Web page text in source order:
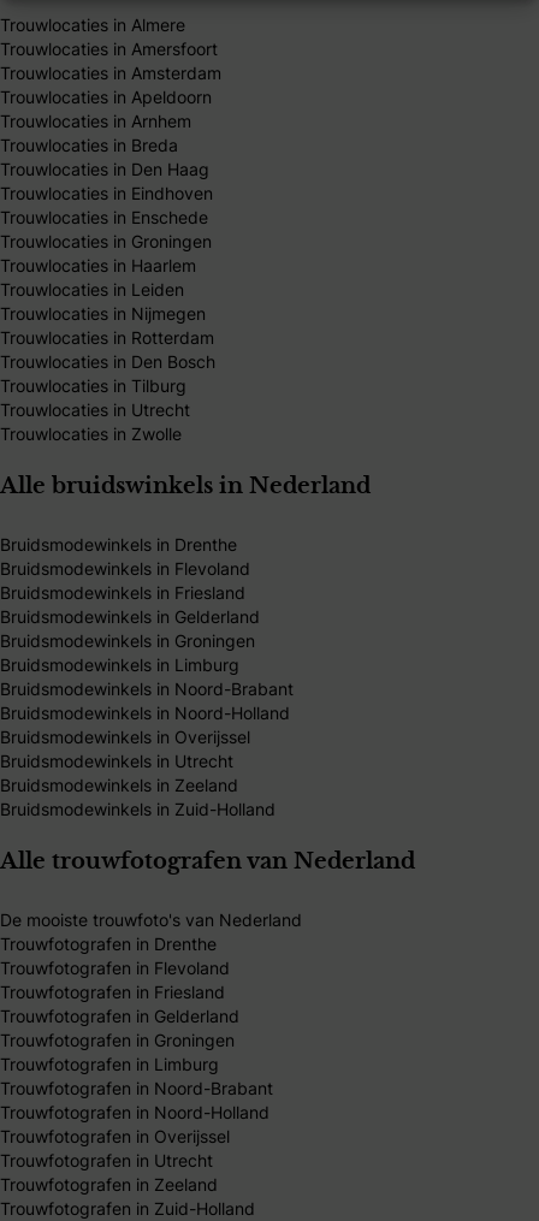
Trouwlocaties in Almere
Trouwlocaties in Amersfoort
Trouwlocaties in Amsterdam
Trouwlocaties in Apeldoorn
Trouwlocaties in Arnhem
Trouwlocaties in Breda
Trouwlocaties in Den Haag
Trouwlocaties in Eindhoven
Trouwlocaties in Enschede
Trouwlocaties in Groningen
Trouwlocaties in Haarlem
Trouwlocaties in Leiden
Trouwlocaties in Nijmegen
Trouwlocaties in Rotterdam
Trouwlocaties in Den Bosch
Trouwlocaties in Tilburg
Trouwlocaties in Utrecht
Trouwlocaties in Zwolle
Alle bruidswinkels in Nederland
Bruidsmodewinkels in Drenthe
Bruidsmodewinkels in Flevoland
Bruidsmodewinkels in Friesland
Bruidsmodewinkels in Gelderland
Bruidsmodewinkels in Groningen
Bruidsmodewinkels in Limburg
Bruidsmodewinkels in Noord-Brabant
Bruidsmodewinkels in Noord-Holland
Bruidsmodewinkels in Overijssel
Bruidsmodewinkels in Utrecht
Bruidsmodewinkels in Zeeland
Bruidsmodewinkels in Zuid-Holland
Alle trouwfotografen van Nederland
De mooiste trouwfoto's van Nederland
Trouwfotografen in Drenthe
Trouwfotografen in Flevoland
Trouwfotografen in Friesland
Trouwfotografen in Gelderland
Trouwfotografen in Groningen
Trouwfotografen in Limburg
Trouwfotografen in Noord-Brabant
Trouwfotografen in Noord-Holland
Trouwfotografen in Overijssel
Trouwfotografen in Utrecht
Trouwfotografen in Zeeland
Trouwfotografen in Zuid-Holland